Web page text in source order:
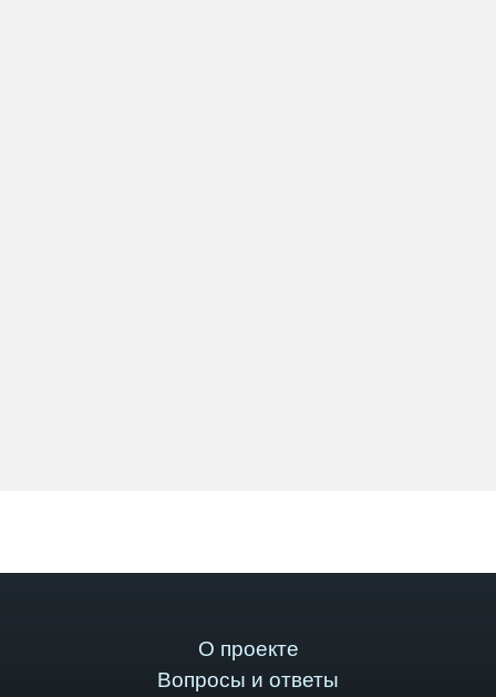
О проекте
Вопросы и ответы